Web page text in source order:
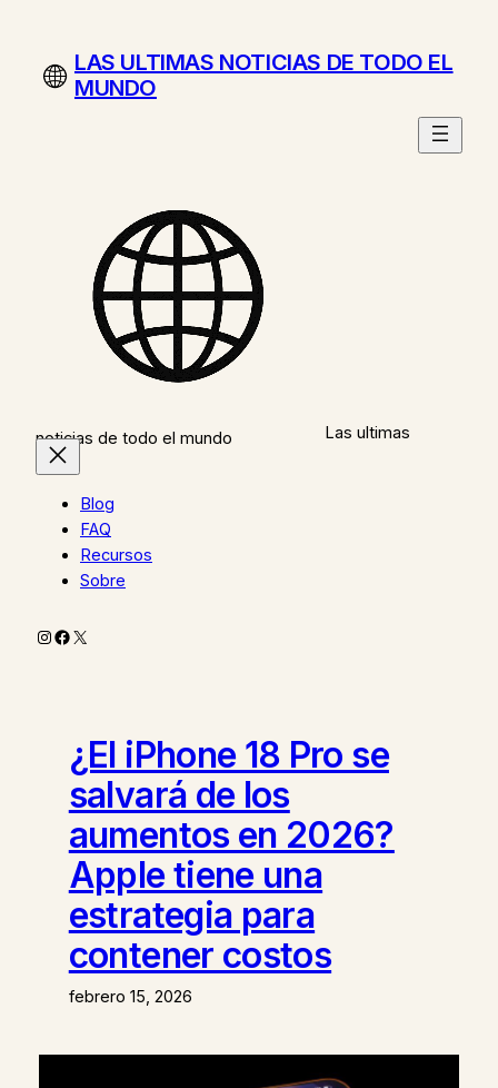
contenidoLAS ULTIMAS NOTICIAS DE TODO EL
MUNDO
Las ultimas
noticias de todo el mundo
Blog
FAQ
Recursos
Sobre
Instagram
Facebook
X
¿El iPhone 18 Pro se
salvará de los
aumentos en 2026?
Apple tiene una
estrategia para
contener costos
febrero 15, 2026